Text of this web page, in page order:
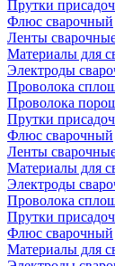
Прутки
Флюс сварочный
Ленты
Материалы для
Электроды
Проволока
Проволока
Прутки
Флюс сварочный
Ленты
Материалы для
Электроды
Проволока
Прутки
Флюс сварочный
Материалы для